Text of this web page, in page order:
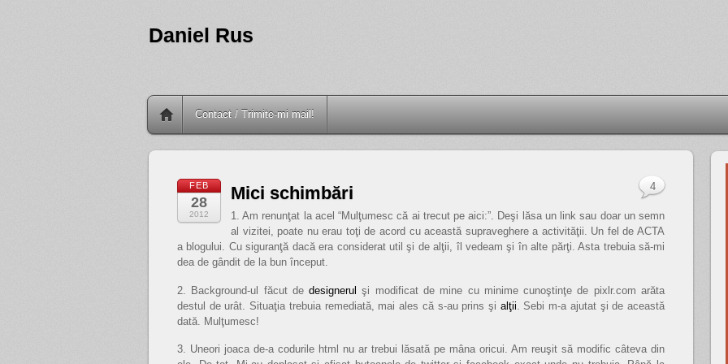
Daniel Rus
Contact / Trimite-mi mail!
FEB
28
2012
Mici schimbări
1. Am renunţat la acel “Mulţumesc că ai trecut pe aici:”. Deşi lăsa un link sau doar un semn
al vizitei, poate nu erau toţi de acord cu această supraveghere a activităţii. Un fel de ACTA
a blogului. Cu siguranţă dacă era considerat util şi de alţii, îl vedeam şi în alte părţi. Asta trebuia să-mi
dea de gândit de la bun început.
2. Background-ul făcut dedesignerul şi modificat de mine cu minime cunoştinţe de pixlr.com arăta
destul de urât. Situaţia trebuia remediată, mai ales că s-au prins şi alţii . Sebi m-a ajutat şi de această
dată. Mulţumesc!
3. Uneori joaca de-a codurile html nu ar trebui lăsată pe mâna oricui. Am reuşit să modific câteva din
4